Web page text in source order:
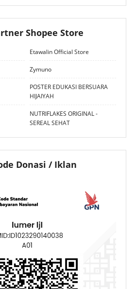
Shopee Store
Etawalin Official Store
Zymuno
POSTER EDUKASI BERSUARA
HIJAIYAH
NUTRIFLAKES ORIGINAL -
SEREAL SEHAT
Donasi / Iklan